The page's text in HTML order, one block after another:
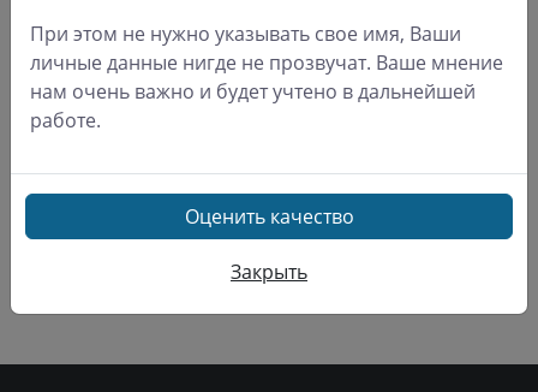
При этом не нужно указывать свое имя, Ваши
личные данные нигде не прозвучат. Ваше мнение
нам очень важно и будет учтено в дальнейшей
работе.
Оценить качество
Закрыть